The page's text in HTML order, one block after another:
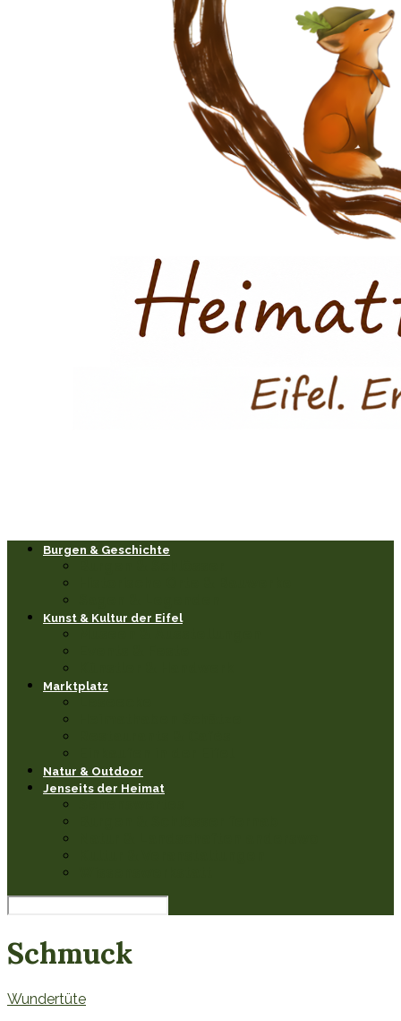
Burgen & Geschichte
Kunst & Kultur der Eifel
Marktplatz
Natur & Outdoor
Jenseits der Heimat
Schmuck
Wundertüte